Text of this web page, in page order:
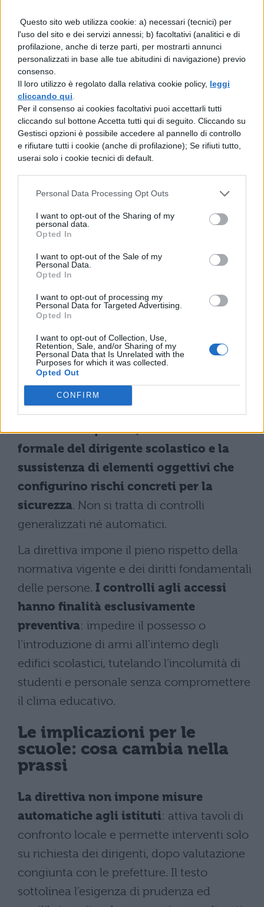
Questo sito web utilizza cookie: a) necessari (tecnici) per
l'uso del sito e dei servizi annessi; b) facoltativi (analitici e di
profilazione, anche di terze parti, per mostrarti annunci
personalizzati in base alle tue abitudini di navigazione) previo
consenso.
Il loro utilizzo è regolato dalla relativa cookie policy, leggi
cliccando qui
Per il consenso ai cookies facoltativi puoi accettarli tutti
cliccando sul bottone Accetta tutti qui di seguito. Cliccando su
Gestisci opzioni è possibile accedere al pannello di controllo
e rifiutare tutti i cookie (anche di profilazione); Se rifiuti tutto,
userai solo i cookie tecnici di default.
Personal Data Processing Opt Outs
I want to opt-out of the Sharing of my
personal data.
Opted In
I want to opt-out of the Sale of my
Personal Data.
Opted In
I want to opt-out of processing my
Personal Data for Targeted Advertising.
Opted In
I want to opt-out of Collection, Use,
Retention, Sale, and/or Sharing of my
Personal Data that Is Unrelated with the
Purposes for which it was collected.
Opted Out
CONFIRM
della situazione concreta, evitando
interventi indiscriminati.Il nesso tra
profili di criticità e scelta degli
strumenti emerge chiaramente dal
testo: non si applica una ricetta uniforme,
ma si modula l’intensità del controllo in
base ai rischi rilevati sul territorio.
detector: condizioni, limiti
e garanzie
L’utilizzo di dispositivi manuali per il
rilevamento di oggetti metallici
rappresenta la misura più stringente
prevista dalla direttiva congiunta ed è
circoscritto a situazioni eccezionali
più gravi, dopo che siano state verificate
criticità persistenti documentate.
L’attivazione richiede tre condizioni
contestuali:l’intesa preventiva tra
autorità competenti, la richiesta
formale del dirigente scolastico e la
sussistenza di elementi oggettivi che
configurino rischi concreti per la
sicurezza. Non si tratta di controlli
generalizzati né automatici.
La direttiva impone il pieno rispetto della
normativa vigente e dei diritti fondamentali
delle persone. I controlli agli accessi
hanno finalità esclusivamente
preventiva: impedire il possesso o
l’introduzione di armi all’interno degli
edifici scolastici, tutelando l’incolumità di
studenti e personale senza compromettere
il clima educativo.
Le implicazioni per le
scuole: cosa cambia nella
prassi
La direttiva non impone misure
automatiche agli istituti: attiva tavoli di
confronto locale e permette interventi solo
su richiesta dei dirigenti, dopo valutazione
congiunta con le prefetture. Il testo
sottolinea l’esigenza di prudenza ed